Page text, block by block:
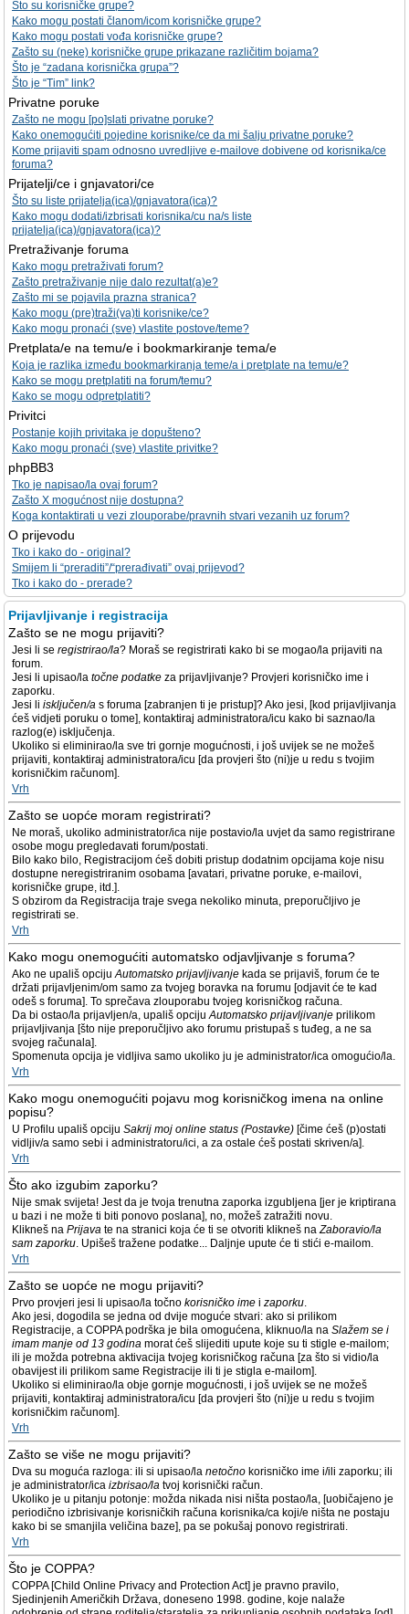
Što su korisničke grupe?
Kako mogu postati članom/icom korisničke grupe?
Kako mogu postati vođa korisničke grupe?
Zašto su (neke) korisničke grupe prikazane različitim bojama?
Što je “zadana korisnička grupa”?
Što je “Tim” link?
Privatne poruke
Zašto ne mogu [po]slati privatne poruke?
Kako onemogućiti pojedine korisnike/ce da mi šalju privatne poruke?
Kome prijaviti spam odnosno uvredljive e-mailove dobivene od korisnika/ce
foruma?
Prijatelji/ce i gnjavatori/ce
Što su liste prijatelja(ica)/gnjavatora(ica)?
Kako mogu dodati/izbrisati korisnika/cu na/s liste
prijatelja(ica)/gnjavatora(ica)?
Pretraživanje foruma
Kako mogu pretraživati forum?
Zašto pretraživanje nije dalo rezultat(a)e?
Zašto mi se pojavila prazna stranica?
Kako mogu (pre)traži(va)ti korisnike/ce?
Kako mogu pronaći (sve) vlastite postove/teme?
Pretplata/e na temu/e i bookmarkiranje tema/e
Koja je razlika između bookmarkiranja teme/a i pretplate na temu/e?
Kako se mogu pretplatiti na forum/temu?
Kako se mogu odpretplatiti?
Privitci
Postanje kojih privitaka je dopušteno?
Kako mogu pronaći (sve) vlastite privitke?
phpBB3
Tko je napisao/la ovaj forum?
Zašto X mogućnost nije dostupna?
Koga kontaktirati u vezi zlouporabe/pravnih stvari vezanih uz forum?
O prijevodu
Tko i kako do - original?
Smijem li “preraditi”/“prerađivati” ovaj prijevod?
Tko i kako do - prerade?
Prijavljivanje i registracija
Zašto se ne mogu prijaviti?
Jesi li se registrirao/la? Moraš se registrirati kako bi se mogao/la prijaviti na
forum.
Jesi li upisao/la točne podatke za prijavljivanje? Provjeri korisničko ime i
zaporku.
Jesi li isključen/a s foruma [zabranjen ti je pristup]? Ako jesi, [kod prijavljivanja
ćeš vidjeti poruku o tome], kontaktiraj administratora/icu kako bi saznao/la
razlog(e) isključenja.
Ukoliko si eliminirao/la sve tri gornje mogućnosti, i još uvijek se ne možeš
prijaviti, kontaktiraj administratora/icu [da provjeri što (ni)je u redu s tvojim
korisničkim računom].
Vrh
Zašto se uopće moram registrirati?
Ne moraš, ukoliko administrator/ica nije postavio/la uvjet da samo registrirane
osobe mogu pregledavati forum/postati.
Bilo kako bilo, Registracijom ćeš dobiti pristup dodatnim opcijama koje nisu
dostupne neregistriranim osobama [avatari, privatne poruke, e-mailovi,
korisničke grupe, itd.].
S obzirom da Registracija traje svega nekoliko minuta, preporučljivo je
registrirati se.
Vrh
Kako mogu onemogućiti automatsko odjavljivanje s foruma?
Ako ne upališ opcijuAutomatsko prijavljivanje kada se prijaviš, forum će te
držati prijavljenim/om samo za tvojeg boravka na forumu [odjavit će te kad
odeš s foruma]. To sprečava zlouporabu tvojeg korisničkog računa.
Da bi ostao/la prijavljen/a, upališ opcijuAutomatsko prijavljivanje prilikom
prijavljivanja [što nije preporučljivo ako forumu pristupaš s tuđeg, a ne sa
svojeg računala].
Spomenuta opcija je vidljiva samo ukoliko ju je administrator/ica omogućio/la.
Vrh
Kako mogu onemogućiti pojavu mog korisničkog imena na online
popisu?
U Profilu upališ opciju Sakrij moj online status (Postavke) [čime ćeš (p)ostati
vidljiv/a samo sebi i administratoru/ici, a za ostale ćeš postati skriven/a].
Vrh
Što ako izgubim zaporku?
Nije smak svijeta! Jest da je tvoja trenutna zaporka izgubljena [jer je kriptirana
u bazi i ne može ti biti ponovo poslana], no, možeš zatražiti novu.
Klikneš na Prijava te na stranici koja će ti se otvoriti klikneš naZaboravio/la
sam zaporku. Upišeš tražene podatke... Daljnje upute će ti stići e-mailom.
Vrh
Zašto se uopće ne mogu prijaviti?
Prvo provjeri jesi li upisao/la točno korisničko ime i zaporku.
Ako jesi, dogodila se jedna od dvije moguće stvari: ako si prilikom
Registracije, a COPPA podrška je bila omogućena, kliknuo/la na Slažem se i
imam manje od 13 godina morat ćeš slijediti upute koje su ti stigle e-mailom;
ili je možda potrebna aktivacija tvojeg korisničkog računa [za što si vidio/la
obavijest ili prilikom same Registracije ili ti je stigla e-mailom].
Ukoliko si eliminirao/la obje gornje mogućnosti, i još uvijek se ne možeš
prijaviti, kontaktiraj administratora/icu [da provjeri što (ni)je u redu s tvojim
korisničkim računom].
Vrh
Zašto se više ne mogu prijaviti?
Dva su moguća razloga: ili si upisao/la netočno korisničko ime i/ili zaporku; ili
je administrator/ica izbrisao/la tvoj korisnički račun.
Ukoliko je u pitanju potonje: možda nikada nisi ništa postao/la, [uobičajeno je
periodično izbrisivanje korisničkih računa korisnika/ca koji/e ništa ne postaju
kako bi se smanjila veličina baze], pa se pokušaj ponovo registrirati.
Vrh
Što je COPPA?
COPPA [Child Online Privacy and Protection Act] je pravno pravilo,
Sjedinjenih Američkih Država, doneseno 1998. godine, koje nalaže